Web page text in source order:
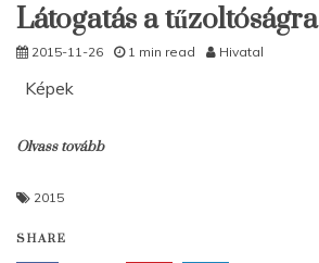
Látogatás a tűzoltóságra
2015-11-26 1 min read Hivatal
Képek
Olvass tovább
2015
SHARE